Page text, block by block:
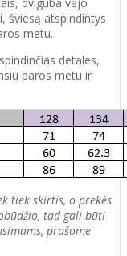
šviesą atspindintys
metu.
detales,
paros metu ir
tiek skirtis, o prekės
tad gali būti
prašome